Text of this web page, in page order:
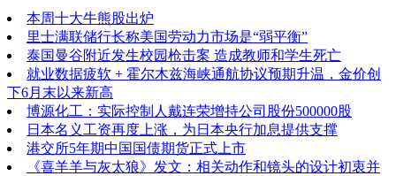
本周十大牛熊股出炉
里士满联储行长称美国劳动力市场是“弱平衡”
泰国曼谷附近发生校园枪击案 造成教师和学生死亡
就业数据疲软 + 霍尔木兹海峡通航协议预期升温，金价创
下6月末以来新高
博源化工：实际控制人戴连荣增持公司股份500000股
日本名义工资再度上涨，为日本央行加息提供支撑
港交所5年期中国国债期货正式上市
《喜羊羊与灰太狼》发文：相关动作和镜头的设计初衷并